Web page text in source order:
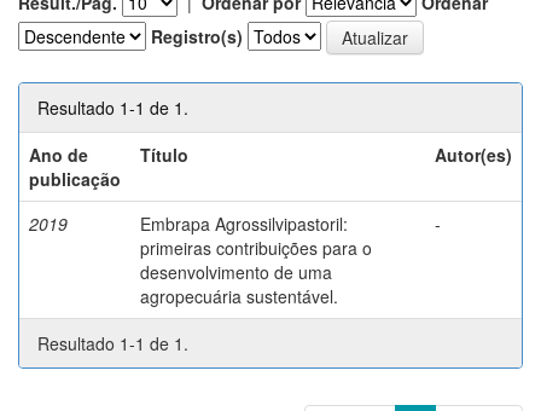
Registro(s)
Resultado 1-1 de 1.
Ano de
publicação
Título Autor(es)
2019
Embrapa Agrossilvipastoril:
primeiras contribuições para o
desenvolvimento de uma
agropecuária sustentável.
-
Resultado 1-1 de 1.